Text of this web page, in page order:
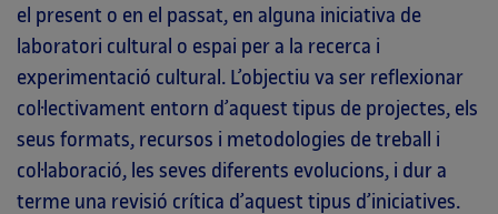
el present o en el passat, en alguna iniciativa de
laboratori cultural o espai per a la recerca i
experimentació cultural. L’objectiu va ser reflexionar
col·lectivament entorn d’aquest tipus de projectes, els
seus formats, recursos i metodologies de treball i
col·laboració, les seves diferents evolucions, i dur a
terme una revisió crítica d’aquest tipus d’iniciatives.